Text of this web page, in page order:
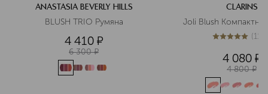
ANASTASIA BEVERLY HILLS
BLUSH TRIO Румяна
4 410 ¤
6 300 ¤
CLARINS
Joli Blush
5из 51137 (
4 080 ¤
4 800 ¤